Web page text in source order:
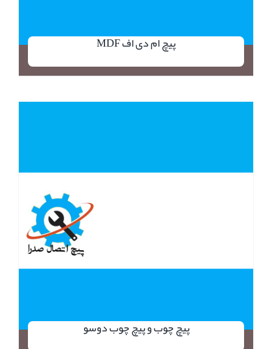
پیچ ام دی اف MDF
پیچ چوب و پیچ چوب دوسو